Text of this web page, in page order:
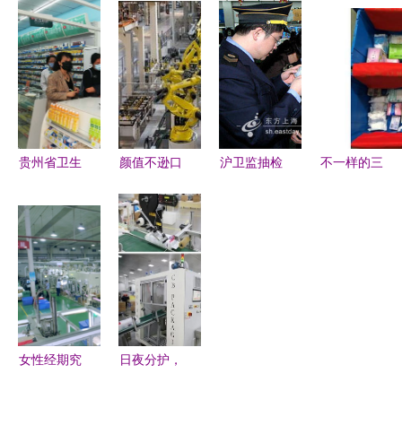
国货品
牌'爸爸
的'高端纸
尿裤工厂竣
工投产，引
领母婴卫生
跃 百亚股
份周涨幅
12.42%，
主力资金净
流入超
7000万元
售农夫山泉
个人行为还
是管理漏
洞？
养生促销行
动助力个人
卫生
贵州省卫生
安厅联合调
研贵阳市药
品零售企业
及个人卫生
用品销售情
况
颜值不逊口
秘吉利宝鸡
工厂玩跨
界，车身做
起来竟然像
个人卫生用
品
沪卫监抽检
不一样的三
女性经期究
日夜分护，